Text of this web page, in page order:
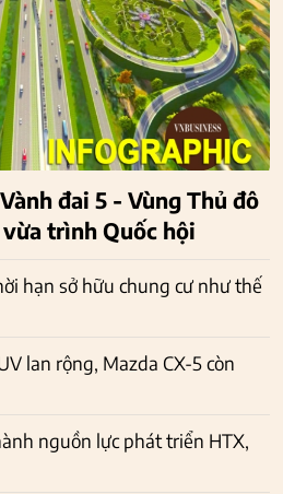
đai 5 - Vùng Thủ đô
trình Quốc hội
hạn sở hữu chung cư như thế
lan rộng, Mazda CX-5 còn
nguồn lực phát triển HTX,